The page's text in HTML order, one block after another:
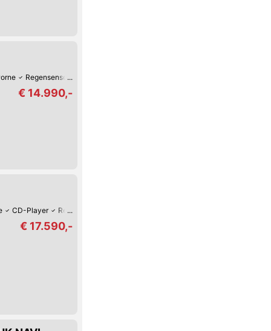
Regensensor
€ 14.990,-
CD-Player Regensensor
€ 17.590,-